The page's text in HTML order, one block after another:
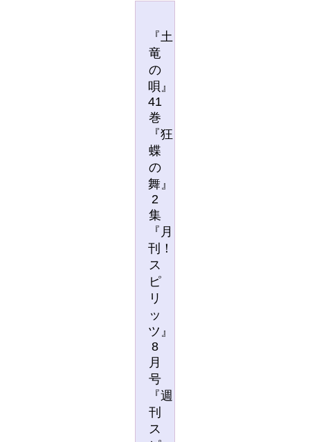
『土
竜
の
唄』
41
巻
『狂
蝶
の
舞』
2
集
『月
刊！
ス
ピ
リ
ッ
ツ』
8
月
号
『週
刊
ス